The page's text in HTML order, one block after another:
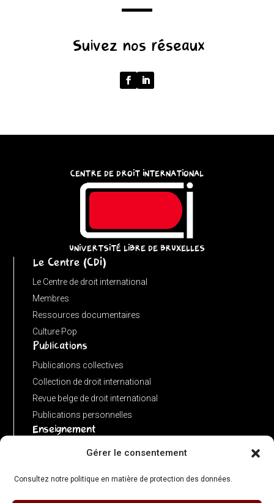
Gérer le consentement
Consultez notre politique en matière de protection des données.
input
URL(input,
window.location.href);
u.pathname.toLowerCase().replace(/\/+$/,
===
Suivez nos réseaux
CENTRE DE DROIT INTERNATIONAL
UNIVERTSITÉ LIBRE DE BRUXELLES
Le Centre (CDI)
Le Centre de droit international
Membres
Ressources documentaires
Culture Pop
Publications
Publications collectives
Collection de droit international
Revue belge de droit international
Publications personnelles
Enseignement
Advanced LLM in public international law
Concours de plaidoiries public